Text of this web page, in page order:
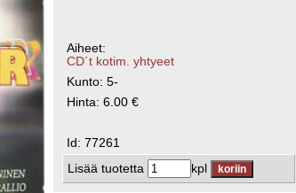
Aiheet:
CD´t kotim. yhtyeet
Kunto: 5-
Hinta: 6.00 €
Id: 77261
Lisää tuotetta
kpl